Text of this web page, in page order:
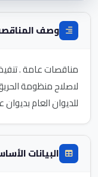
وصف
مناقصات عامة .
لاصلاح منظومة
للديوان العام
البيانات